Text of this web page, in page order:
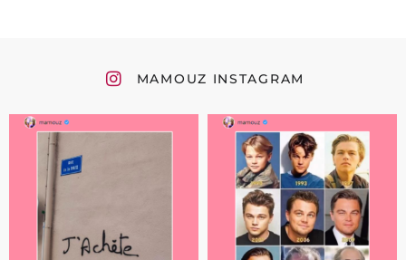
MAMOUZ INSTAGRAM